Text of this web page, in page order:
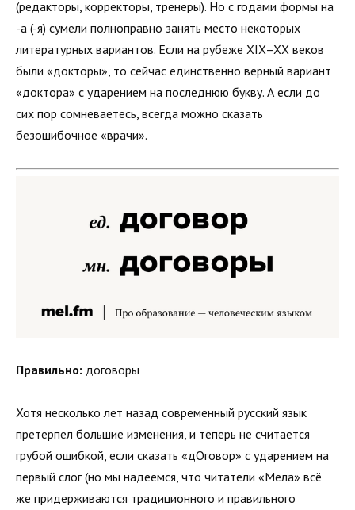
(редакторы, корректоры, тренеры). Но с годами формы на
-а (-я) сумели полноправно занять место некоторых
литературных вариантов. Если на рубеже XIX–XX веков
были «докторы», то сейчас единственно верный вариант
«доктора» с ударением на последнюю букву. А если до
сих пор сомневаетесь, всегда можно сказать
безошибочное «врачи».
Правильно: договоры
Хотя несколько лет назад современный русский язык
претерпел большие изменения, и теперь не считается
грубой ошибкой, если сказать «дОговор» с ударением на
первый слог (но мы надеемся, что читатели «Мела» всё
же придерживаются традиционного и правильного